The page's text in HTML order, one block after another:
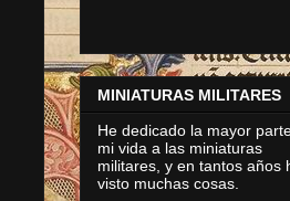
MINIATURAS MILITARES
He dedicado la mayor
mi vida a las miniaturas
militares, y en tantos años
visto muchas cosas.